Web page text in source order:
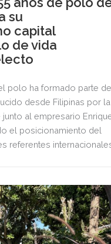
su
capital
de vida
polo ha formado parte
desde Filipinas por la
al empresario
el posicionamiento del
referentes